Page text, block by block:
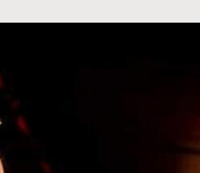
Feature
探す
達成プロジェクト 調達額が大